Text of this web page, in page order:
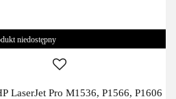
niedostępny
LaserJet Pro M1536, P1566, P1606